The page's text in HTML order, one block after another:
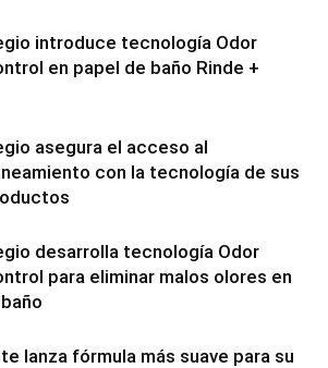
introduce tecnología Odor
en papel de baño Rinde +
asegura el acceso al
con la tecnología de sus
desarrolla tecnología Odor
para eliminar malos olores en
lanza fórmula más suave para su